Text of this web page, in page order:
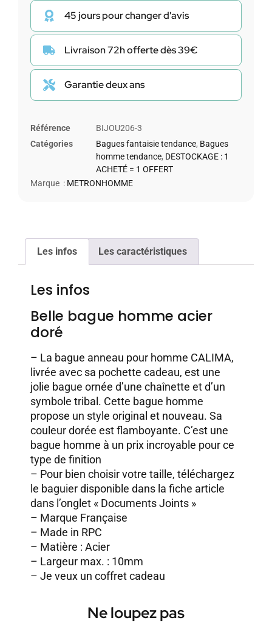
45 jours pour changer d'avis
Livraison 72h offerte dès 39€
Garantie deux ans
Référence
BIJOU206-3
Catégories
Bagues fantaisie tendance, Bagues
homme tendance, DESTOCKAGE : 1
ACHETÉ = 1 OFFERT
Marque : METRONHOMME
Les infos Les caractéristiques
Les infos
Belle bague homme acier
doré
– La bague anneau pour homme CALIMA,
livrée avec sa pochette cadeau, est une
jolie bague ornée d’une chaînette et d’un
symbole tribal. Cette bague homme
propose un style original et nouveau. Sa
couleur dorée est flamboyante. C’est une
bague homme à un prix incroyable pour ce
type de finition
– Pour bien choisir votre taille, téléchargez
le baguier disponible dans la fiche article
dans l’onglet « Documents Joints »
– Marque Française
– Made in RPC
– Matière : Acier
– Largeur max. : 10mm
– Je veux un coffret cadeau
Ne loupez pas